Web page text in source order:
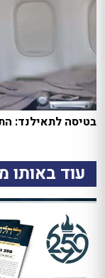
בטיסה לתאילנד:
עוד באותו